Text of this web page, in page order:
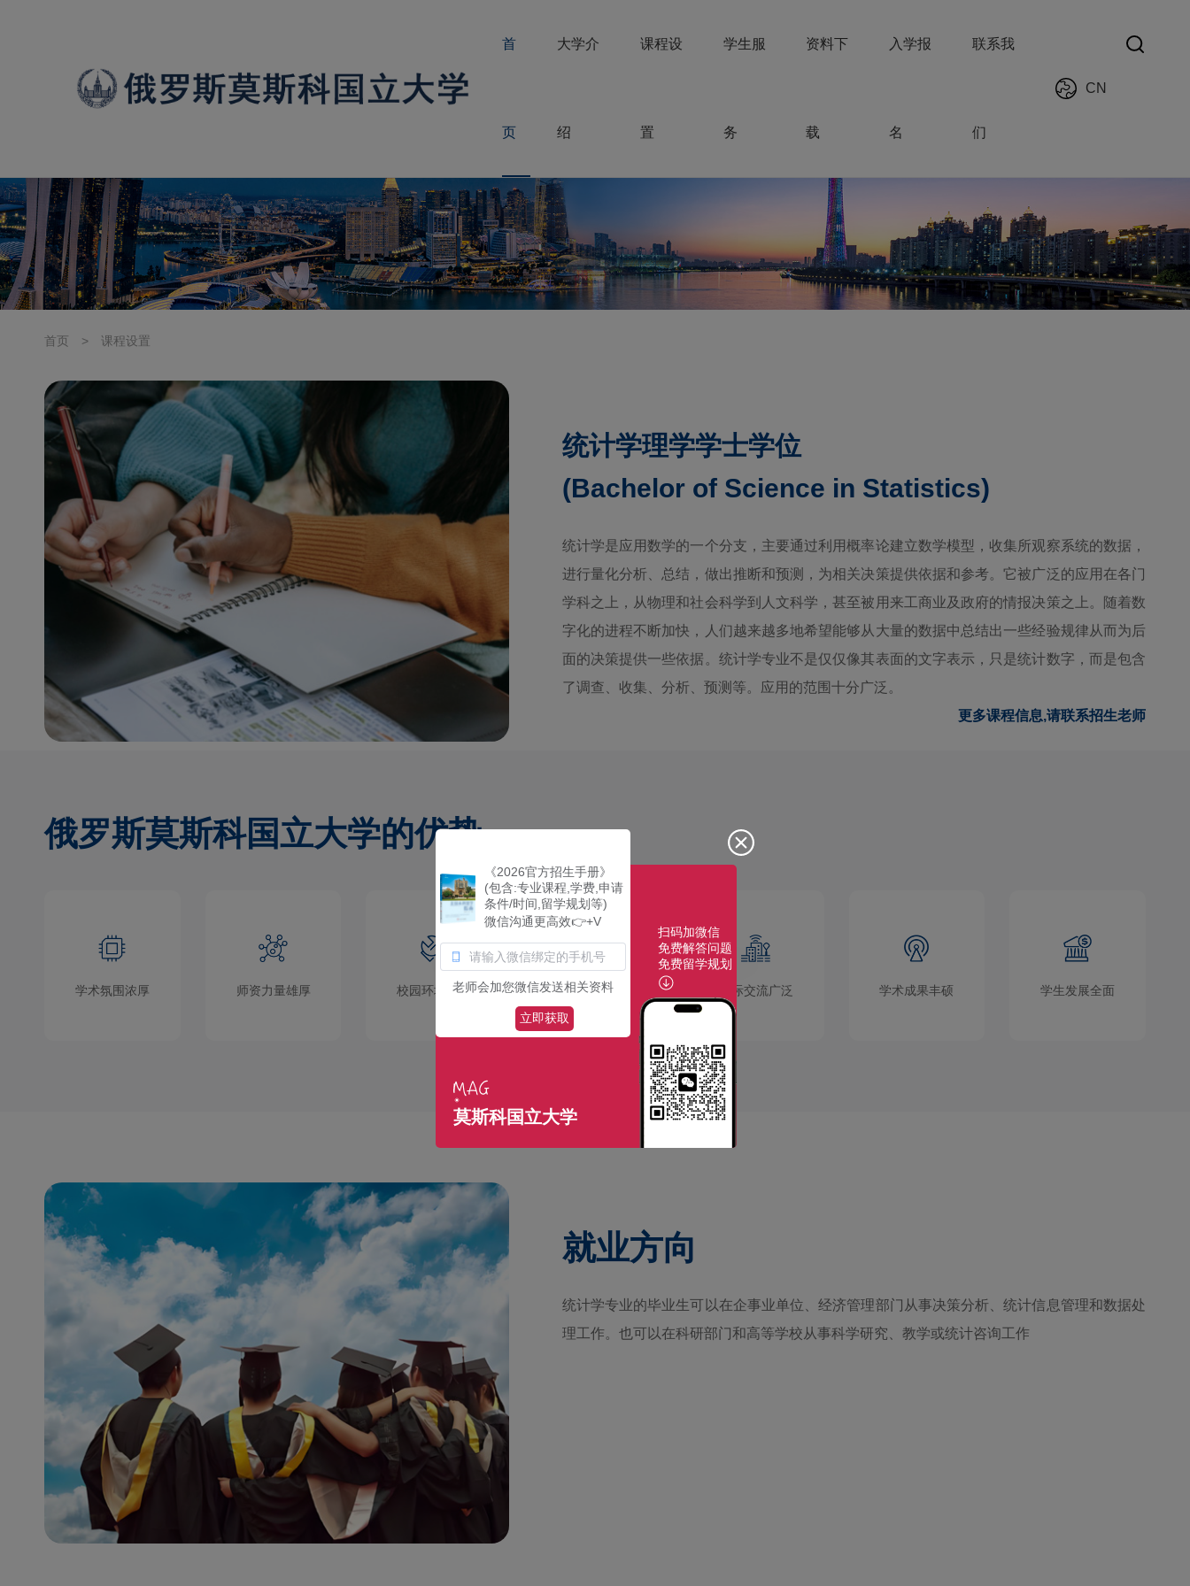
首
页
大学介
绍
课程设
置
学生服
务
资料下
载
入学报
名
联系我
们
CN
首页 > 课程设置
统计学理学学士学位
(Bachelor of Science in Statistics)
统计学是应用数学的一个分支，主要通过利用概率论建立数学模型，收集所观察系统的数据，
进行量化分析、总结，做出推断和预测，为相关决策提供依据和参考。它被广泛的应用在各门
学科之上，从物理和社会科学到人文科学，甚至被用来工商业及政府的情报决策之上。随着数
字化的进程不断加快，人们越来越多地希望能够从大量的数据中总结出一些经验规律从而为后
面的决策提供一些依据。统计学专业不是仅仅像其表面的文字表示，只是统计数字，而是包含
了调查、收集、分析、预测等。应用的范围十分广泛。
更多课程信息,请联系招生老师
俄罗斯莫斯科国立大学的优势
学术氛围浓厚 师资力量雄厚 校园环境优美 社团活动多彩 国际交流广泛 学术成果丰硕 学生发展全面
就业方向
统计学专业的毕业生可以在企事业单位、经济管理部门从事决策分析、统计信息管理和数据处
理工作。也可以在科研部门和高等学校从事科学研究、教学或统计咨询工作
《2026官方招生手册》
(包含:专业课程,学费,申请
条件/时间,留学规划等)
微信沟通更高效👉+V
老师会加您微信发送相关资料
立即获取
莫斯科国立大学
扫码加微信
免费解答问题
免费留学规划